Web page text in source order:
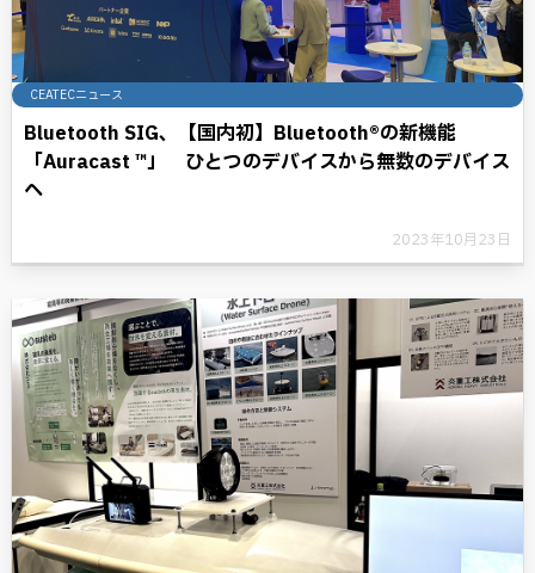
CEATECニュース
Bluetooth SIG、【国内初】Bluetooth®の新機能
「Auracast ™」 ひとつのデバイスから無数のデバイス
へ
2023年10月23日